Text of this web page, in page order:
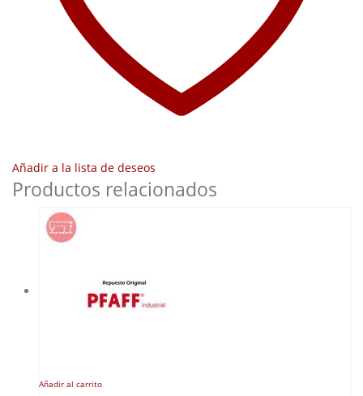
Añadir a la lista de deseos
Productos relacionados
Añadir al carrito